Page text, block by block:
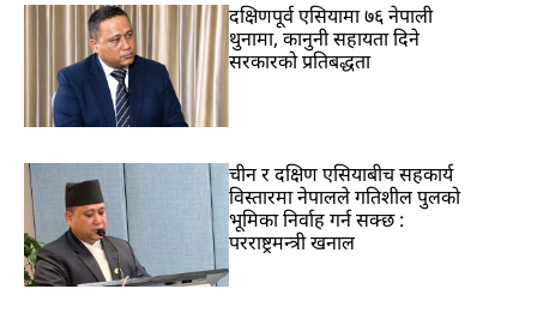
दक्षिणपूर्व एसियामा ७६ नेपाली
थुनामा, कानुनी सहायता दिने
सरकारको प्रतिबद्धता
चीन र दक्षिण एसियाबीच सहकार्य
विस्तारमा नेपालले गतिशील पुलको
भूमिका निर्वाह गर्न सक्छ :
परराष्ट्रमन्त्री खनाल